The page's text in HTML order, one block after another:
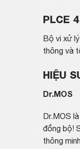
PLCE
Bộ vi xử
thông và
HIỆU
Dr.MOS
Dr.MOS
đồng bộ!
thông